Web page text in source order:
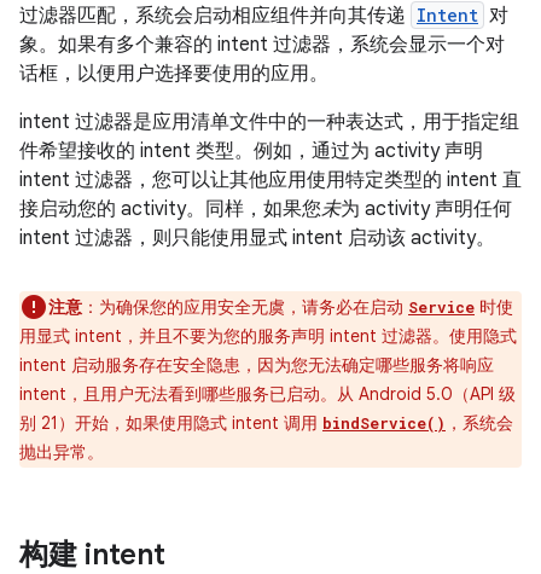
过滤器匹配，系统会启动相应组件并向其传递 Intent 对
象。如果有多个兼容的 intent 过滤器，系统会显示一个对
话框，以便用户选择要使用的应用。
intent 过滤器是应用清单文件中的一种表达式，用于指定组
件希望接收的 intent 类型。例如，通过为 activity 声明
intent 过滤器，您可以让其他应用使用特定类型的 intent 直
接启动您的 activity。同样，如果您未为 activity 声明任何
intent 过滤器，则只能使用显式 intent 启动该 activity。
注意 ：为确保您的应用安全无虞，请务必在启动 Service 时使
用显式 intent，并且不要为您的服务声明 intent 过滤器。使用隐式
intent 启动服务存在安全隐患，因为您无法确定哪些服务将响应
intent，且用户无法看到哪些服务已启动。从 Android 5.0（API 级
别 21）开始，如果使用隐式 intent 调用 bindService() ，系统会
抛出异常。
构建 intent